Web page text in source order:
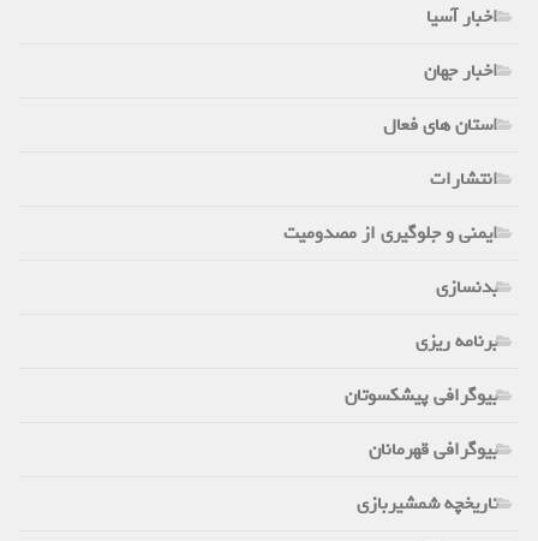
اخبار آسیا
اخبار جهان
استان های فعال
انتشارات
ایمنی و جلوگیری از مصدومیت
بدنسازی
برنامه ریزی
بیوگرافی پیشکسوتان
بیوگرافی قهرمانان
تاریخچه شمشیربازی